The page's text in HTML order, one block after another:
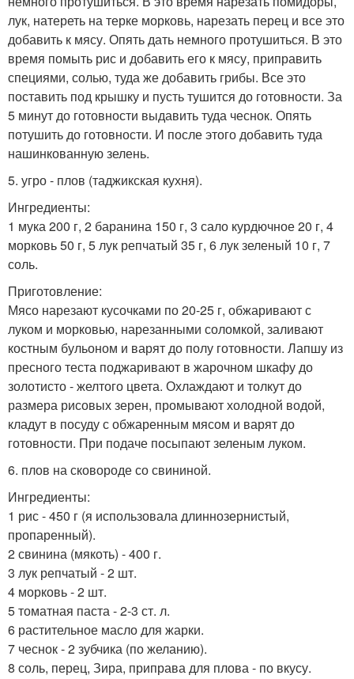
лук, натереть на терке морковь, нарезать перец и все это
добавить к мясу. Опять дать немного протушиться. В это
время помыть рис и добавить его к мясу, приправить
специями, солью, туда же добавить грибы. Все это
поставить под крышку и пусть тушится до готовности. За
5 минут до готовности выдавить туда чеснок. Опять
потушить до готовности. И после этого добавить туда
нашинкованную зелень.
5. угро - плов (таджикская кухня).
Ингредиенты:
1 мука 200 г, 2 баранина 150 г, 3 сало курдючное 20 г, 4
морковь 50 г, 5 лук репчатый 35 г, 6 лук зеленый 10 г, 7
соль.
Приготовление:
Мясо нарезают кусочками по 20-25 г, обжаривают с
луком и морковью, нарезанными соломкой, заливают
костным бульоном и варят до полу готовности. Лапшу из
пресного теста поджаривают в жарочном шкафу до
золотисто - желтого цвета. Охлаждают и толкут до
размера рисовых зерен, промывают холодной водой,
кладут в посуду с обжаренным мясом и варят до
готовности. При подаче посыпают зеленым луком.
6. плов на сковороде со свининой.
Ингредиенты:
1 рис - 450 г (я использовала длиннозернистый,
пропаренный).
2 свинина (мякоть) - 400 г.
3 лук репчатый - 2 шт.
4 морковь - 2 шт.
5 томатная паста - 2-3 ст. л.
6 растительное масло для жарки.
7 чеснок - 2 зубчика (по желанию).
8 соль, перец, Зира, приправа для плова - по вкусу.